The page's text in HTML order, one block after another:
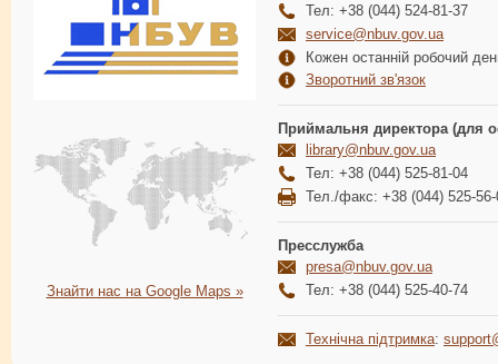
Знайти нас на Google Maps »
Тел: +38 (044) 524-81-37
service@nbuv.gov.ua
Кожен останній робочий
Зворотний зв'язок
Приймальня директора (для
library@nbuv.gov.ua
Тел: +38 (044) 525-81-04
Тел./факс: +38 (044) 525-56-
Пресслужба
presa@nbuv.gov.ua
Тел: +38 (044) 525-40-74
Технічна підтримка: